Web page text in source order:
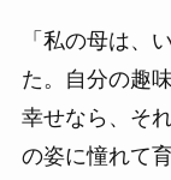
「私の母は、
た。自分の趣
幸せなら、そ
の姿に憧れて